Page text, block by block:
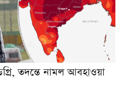
তদন্তে নামল আবহাওয়া